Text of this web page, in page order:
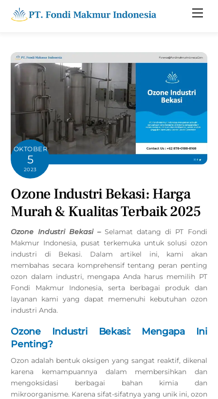
OKTOBER
5
2023
Ozone Industri Bekasi: Harga
Murah & Kualitas Terbaik 2025
Ozone Industri Bekasi – Selamat datang di PT Fondi
Makmur Indonesia, pusat terkemuka untuk solusi ozon
industri di Bekasi. Dalam artikel ini, kami akan
membahas secara komprehensif tentang peran penting
ozon dalam industri, mengapa Anda harus memilih PT
Fondi Makmur Indonesia, serta berbagai produk dan
layanan kami yang dapat memenuhi kebutuhan ozon
industri Anda.
Ozone Industri Bekasi: Mengapa Ini
Penting?
Ozon adalah bentuk oksigen yang sangat reaktif, dikenal
karena kemampuannya dalam membersihkan dan
mengoksidasi berbagai bahan kimia dan
mikroorganisme. Karena sifat-sifatnya yang unik ini, ozon